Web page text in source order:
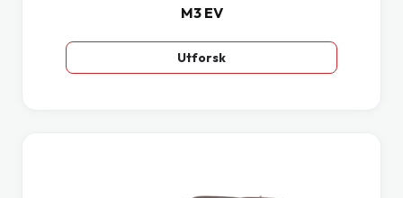
M3 EV
Utforsk